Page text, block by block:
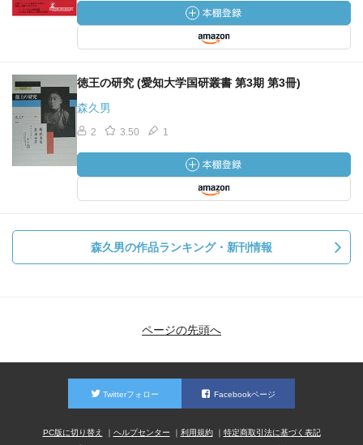
徳王の研究 (愛知大学国研叢書 第3期 第3冊)
森久男
2 3.50 1
森久男の作品ランキング・新刊情報
ページの先頭へ
Twitterフォロー Facebookページ
PC版に切り替え ヘルプセンター 利用規約
特定商取引法に基づく表記